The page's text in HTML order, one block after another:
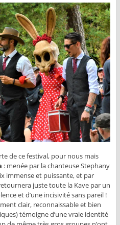
de ce festival, pour nous mais
: menée par la chanteuse Stephany
immense et puissante, et par
juste toute la Kave par un
et d’une incisivité sans pareil !
clair, reconnaissable et bien
témoigne d’une vraie identité